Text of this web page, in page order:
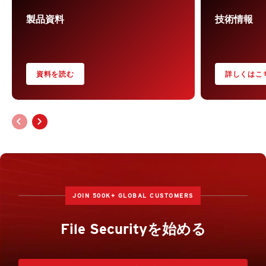
製品資料
資料を読む
技術情報
詳しくはこ
JOIN 500K+ GLOBAL CUSTOMERS
File Securityを始める